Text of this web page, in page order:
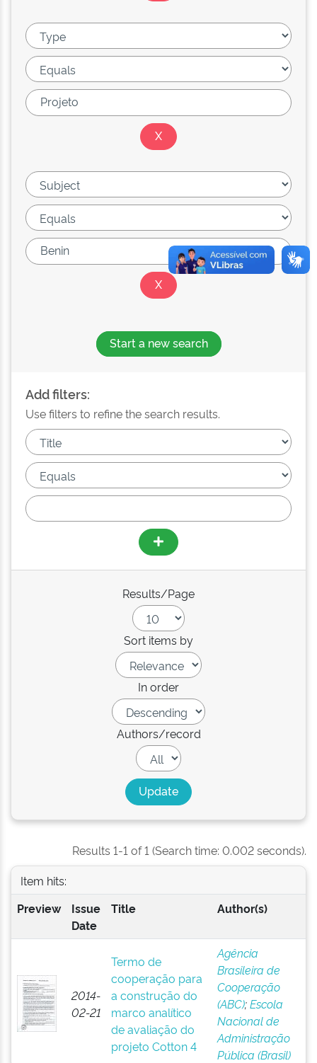
Start a new search
Add filters:
Use filters to refine the search results.
Results/Page
Sort items by
In order
Authors/record
Results 1-1 of 1 (Search time: 0.002 seconds).
Item hits:
Preview
Issue
Date
Title Author(s)
2014-
02-21
Termo de
cooperação para
a construção do
marco analítico
de avaliação do
projeto Cotton 4
Agência
Brasileira de
Cooperação
(ABC);Escola
Nacional de
Administração
Pública (Brasil)